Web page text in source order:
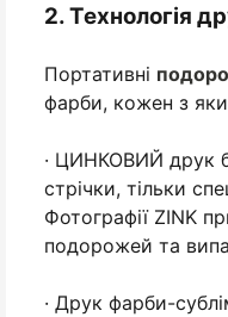
2. Технологія
Портативні
фарби, кожен з
· ЦИНКОВИЙ друк
стрічки, тільки
Фотографії ZINK
подорожей та
· Друк фарби-